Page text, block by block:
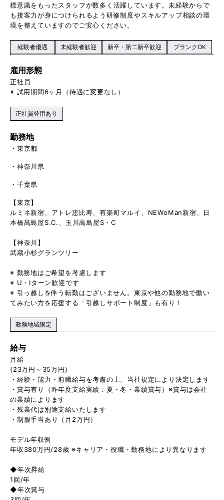
標意識をもったスタッフが数多く活躍しています。未経験からで
も接客力が身につけられるよう研修制度やスキルアップ相談の環
境を整えていますのでご安心ください。
経験者優遇 未経験者歓迎 新卒・第二新卒歓迎 ブランクOK
雇用形態
正社員
※ 試用期間6ヶ月（待遇に変更なし）
正社員登用あり
勤務地
東京都
神奈川県
千葉県
【東京】
ルミネ新宿、アトレ恵比寿、有楽町マルイ、NEWoMan新宿、日
本橋髙島屋S.C.、玉川高島屋S・C
【神奈川】
武蔵小杉グランツリー
※ 勤務地はご希望を考慮します
※ U・Iターン歓迎です
※ 引っ越しを伴う転勤はございません。東京や他の勤務地で働い
てみたい方を応援する「引越しサポート制度」も有り！
勤務地域限定
給与
月給
(23万円～35万円)
・経験・能力・前職給与を考慮の上、当社規定により決定します
・賞与有り（昨年度支給実績：夏・冬・業績賞与）※賞与は会社
の業績によります
・残業代は別途支給いたします
・制服手当あり（月2万円）
モデル年収例
年収380万円/28歳 ※キャリア・役職・勤務地により異なります
◆年次昇給
1回/年
◆年次賞与